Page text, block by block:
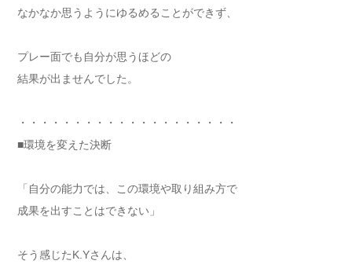
なかなか思うようにゆるめることができず、
プレー面でも自分が思うほどの
結果が出ませんでした。
・・・・・・・・・・・・・・・・・・・・
■環境を変えた決断
「自分の能力では、この環境や取り組み方で
成果を出すことはできない」
そう感じたK.Yさんは、